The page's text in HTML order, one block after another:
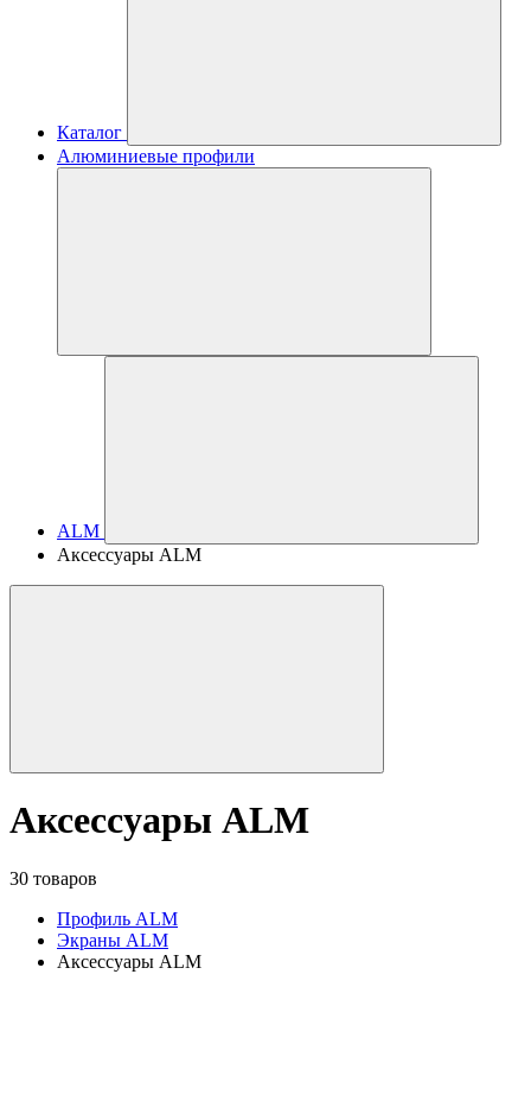
Каталог
Алюминиевые профили
ALM
Аксессуары ALM
Аксессуары ALM
30 товаров
Профиль ALM
Экраны ALM
Аксессуары ALM